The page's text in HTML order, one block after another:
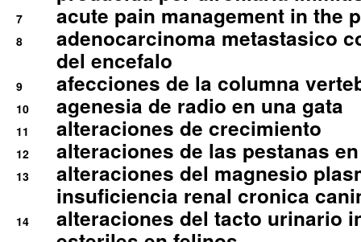
7 acute pain management in the
8
adenocarcinoma metastasico
del encefalo
9 afecciones de la columna
10 agenesia de radio en una gata
11 alteraciones de crecimiento
12 alteraciones de las pestanas
13
alteraciones del magnesio
insuficiencia renal cronica
14
alteraciones del tacto urinario